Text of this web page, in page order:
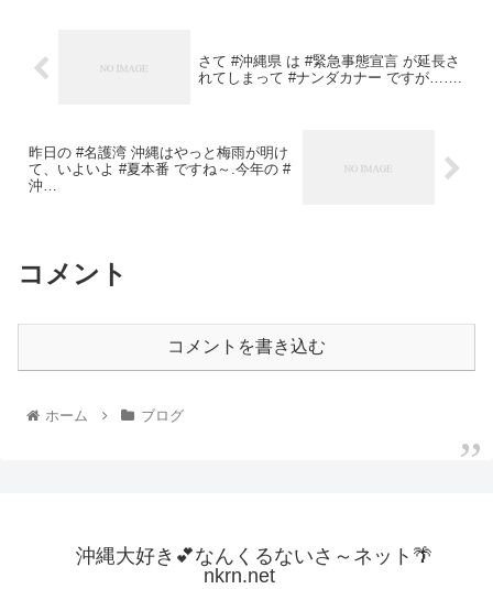
さて #沖縄県 は #緊急事態宣言 が延長さ
れてしまって #ナンダカナー ですが…….
昨日の #名護湾 沖縄はやっと梅雨が明け
て、いよいよ #夏本番 ですね～.今年の #
沖…
コメント
コメントを書き込む
ホーム ブログ
沖縄大好き💕なんくるないさ～ネット🌴
nkrn.net